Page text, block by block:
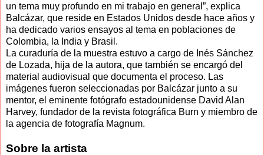
un tema muy profundo en mi trabajo en general”, explica
Balcázar, que reside en Estados Unidos desde hace años y
ha dedicado varios ensayos al tema en poblaciones de
Colombia, la India y Brasil.
La curaduría de la muestra estuvo a cargo de Inés Sánchez
de Lozada, hija de la autora, que también se encargó del
material audiovisual que documenta el proceso. Las
imágenes fueron seleccionadas por Balcázar junto a su
mentor, el eminente fotógrafo estadounidense David Alan
Harvey, fundador de la revista fotográfica Burn y miembro de
la agencia de fotografía Magnum.
Sobre la artista